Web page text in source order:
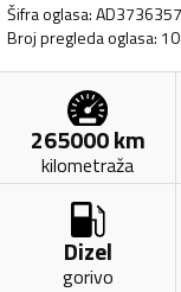
Šifra oglasa:
Broj pregleda oglasa:
265000km
kilometraža
Dizel
gorivo